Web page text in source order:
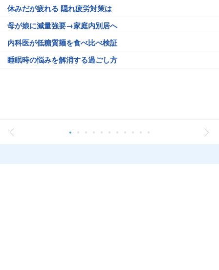
休みだが疲れる 隠れ疲労対策は
母が娘に減量強要→家庭内別居へ
内科医が低糖質麺を食べ比べ検証
睡眠時の悩みを解消する過ごし方